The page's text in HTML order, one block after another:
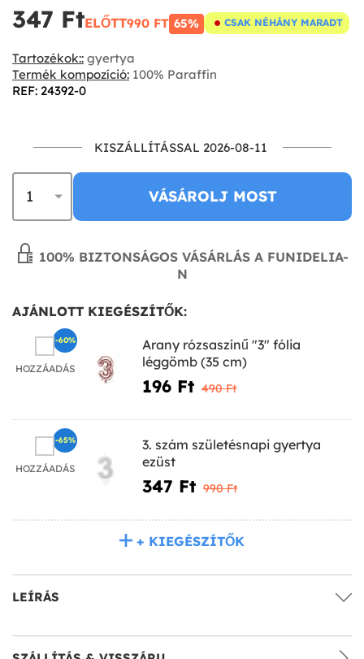
347 Ft‎ELŐTT990 FT‎ 65% CSAK NÉHÁNY MARADT
Tartozékok:: gyertya
Termék kompozíció: 100% Paraffin
REF: 24392-0
KISZÁLLÍTÁSSAL 2026-08-11
VÁSÁROLJ MOST
100% BIZTONSÁGOS VÁSÁRLÁS A FUNIDELIA-
N
AJÁNLOTT KIEGÉSZÍTŐK:
HOZZÁADÁS
Arany rózsaszínű "3" fólia
léggömb (35 cm)
196 Ft‎ 490 Ft‎
-60%
HOZZÁADÁS
3. szám születésnapi gyertya
ezüst
347 Ft‎ 990 Ft‎
-65%
+ KIEGÉSZÍTŐK
LEÍRÁS